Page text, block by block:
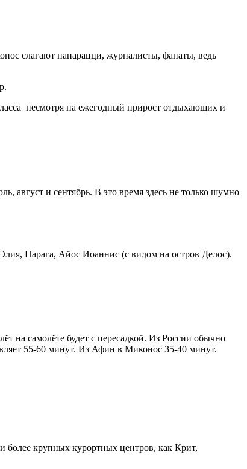
слагают папарацци, журналисты, фанаты, ведь
несмотря на ежегодный прирост отдыхающих и
август и сентябрь. В это время здесь не только шумно
Парага, Айос Иоаннис (с видом на остров Делос).
на самолёте будет с пересадкой. Из России обычно
55-60 минут. Из Афин в Миконос 35-40 минут.
более крупных курортных центров, как Крит,